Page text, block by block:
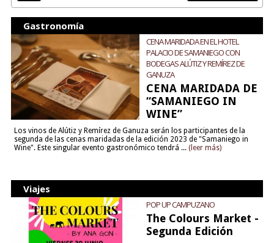
Gastronomía
CENA MARIDADA EN EL HOTEL
PALACIO DE SAMANIEGO CON
BODEGAS ALÚTIZ Y REMÍREZ DE
GANUZA
CENA MARIDADA DE
“SAMANIEGO IN
WINE”
Los vinos de Alútiz y Remírez de Ganuza serán los participantes de la
segunda de las cenas maridadas de la edición 2023 de "Samaniego in
Wine". Este singular evento gastronómico tendrá ... (leer más)
Viajes
POP UP CAMPUZANO
The Colours Market -
Segunda Edición